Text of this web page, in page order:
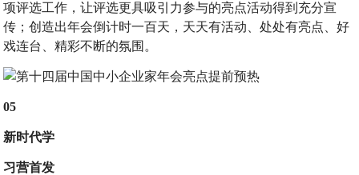
项评选工作，让评选更具吸引力参与的亮点活动得到充分宣
传；创造出年会倒计时一百天，天天有活动、处处有亮点、好
戏连台、精彩不断的氛围。
05
新时代学
习营首发